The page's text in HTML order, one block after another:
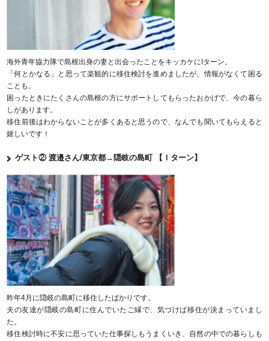
海外青年協力隊で島根出身の妻と出会ったことをキッカケにIターン。
「何とかなる」と思って楽観的に移住検討を進めましたが、情報がなくて困る
ことも。
困ったときにたくさんの島根の方にサポートしてもらったおかげで、今の暮ら
しがあります。
移住前後はわからないことが多くあると思うので、なんでも聞いてもらえると
嬉しいです！
ゲスト② 渡邉さん/東京都→隠岐の島町 【Ｉターン】
昨年4月に隠岐の島町に移住したばかりです。
夫の友達が隠岐の島町に住んでいたご縁で、気づけば移住が決まっていまし
た。
移住検討時に不安に思っていた仕事探しもうまくいき、自然の中での暮らしも